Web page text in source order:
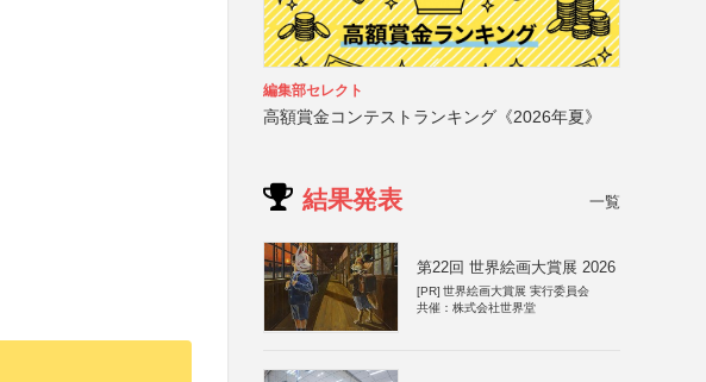
編集部セレクト
高額賞金コンテストランキング《2026年夏》
結果発表 一覧
第22回 世界絵画大賞展 2026
[PR] 世界絵画大賞展 実行委員会
共催：株式会社世界堂